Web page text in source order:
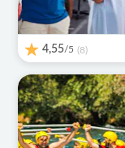
4,55/5 (8)